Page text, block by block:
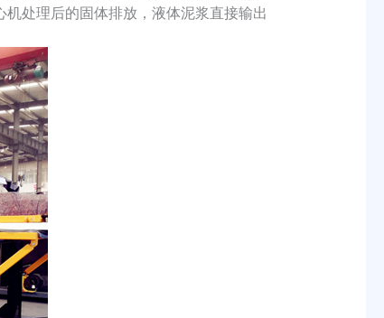
处理后的固体排放，液体泥浆直接输出